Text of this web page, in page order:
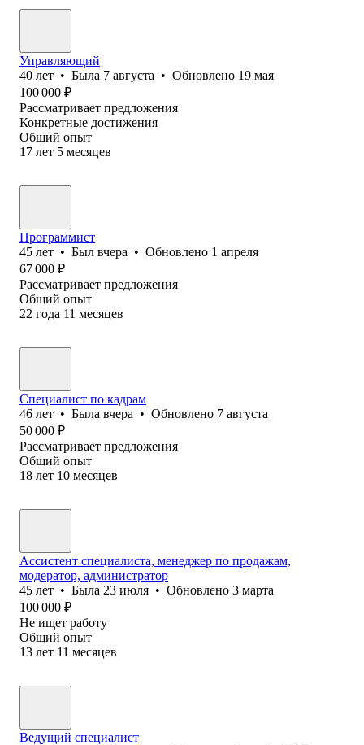
Управляющий
40 лет • Была 7 августа • Обновлено 19 мая
100 000 ₽
Рассматривает предложения
Конкретные достижения
Общий опыт
17 лет 5 месяцев
Программист
45 лет • Был вчера • Обновлено 1 апреля
67 000 ₽
Рассматривает предложения
Общий опыт
22 года 11 месяцев
Специалист по кадрам
46 лет • Была вчера • Обновлено 7 августа
50 000 ₽
Рассматривает предложения
Общий опыт
18 лет 10 месяцев
Ассистент специалиста, менеджер по продажам,
модератор, администратор
45 лет • Была 23 июля • Обновлено 3 марта
100 000 ₽
Не ищет работу
Общий опыт
13 лет 11 месяцев
Ведущий специалист